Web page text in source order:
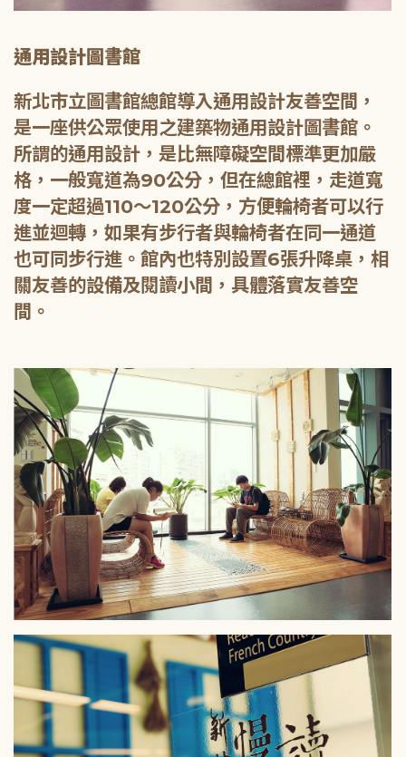
通用設計圖書館
新北市立圖書館總館導入通用設計友善空間，
是一座供公眾使用之建築物通用設計圖書館。
所謂的通用設計，是比無障礙空間標準更加嚴
格，一般寬道為90公分，但在總館裡，走道寬
度一定超過110～120公分，方便輪椅者可以行
進並迴轉，如果有步行者與輪椅者在同一通道
也可同步行進。館內也特別設置6張升降桌，相
關友善的設備及閱讀小間，具體落實友善空
間。